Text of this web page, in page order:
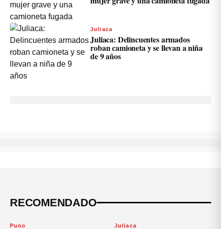
Juliaca
Juliaca: Delincuentes armados
roban camioneta y se llevan a niña
de 9 años
RECOMENDADO
Puno Juliaca